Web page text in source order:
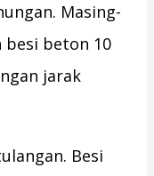
Masing-
besi beton 10
jarak
Besi